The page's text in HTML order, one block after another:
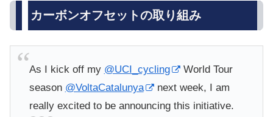
カーボンオフセットの取り組み
As I kick off my @UCI_cycling
World Tour
season @VoltaCatalunya
next week, I am
really excited to be announcing this initiative.